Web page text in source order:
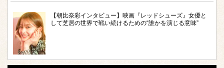
【朝比奈彩インタビュー】映画『レッドシューズ』女優と
して芝居の世界で戦い続けるための“誰かを演じる意味”